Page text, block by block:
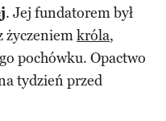
. Jej fundatorem był
życzeniemkróla,
pochówku. Opactwo
tydzień przed